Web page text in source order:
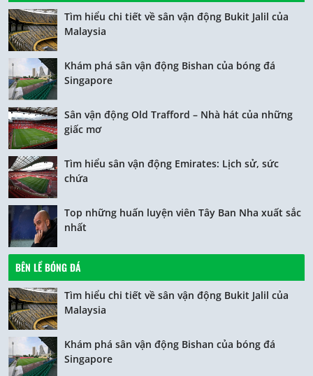
Tìm hiểu chi tiết về sân vận động Bukit Jalil của
Malaysia
Khám phá sân vận động Bishan của bóng đá
Singapore
Sân vận động Old Trafford – Nhà hát của những
giấc mơ
Tìm hiểu sân vận động Emirates: Lịch sử, sức
chứa
Top những huấn luyện viên Tây Ban Nha xuất sắc
nhất
BÊN LỀ BÓNG ĐÁ
Tìm hiểu chi tiết về sân vận động Bukit Jalil của
Malaysia
Khám phá sân vận động Bishan của bóng đá
Singapore